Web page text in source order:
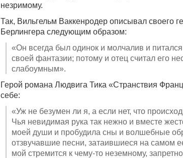
незримому.
Так, Вильгельм Ваккенродер описывал своего
Берлингера следующим образом:
«Он всегда был одинок и молчалив и
своей фантазии; потому и отец считал его
слабоумным».
Герой романа Людвига Тика «Странствия
себе:
«Уж не безумен ли я, а если нет, что
Чья невидимая рука так нежно и вместе
моей души и пробудила сны и волшебные
отзвучавшие песни, затаившиеся на самом
мой стремится к чему-то неземному,